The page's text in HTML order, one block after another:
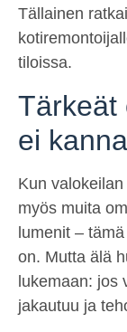
Tällainen
tiloissa.
Tärkeät
ei
Kun
myös muita
lumenit –
on. Mutta älä
lukemaan: jos
jakautuu ja